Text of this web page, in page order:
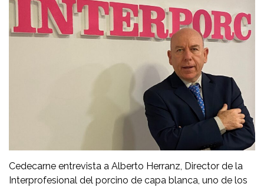
Cedecarne entrevista a Alberto Herranz, Director de la
Interprofesional del porcino de capa blanca, uno de los